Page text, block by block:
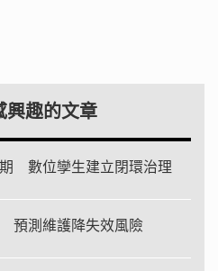
興趣的文章
數位孿生建立閉環治理
預測維護降失效風險